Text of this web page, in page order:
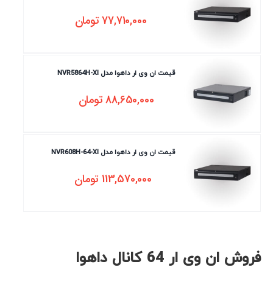
77,710,000تومان
قیمت ان وی ار داهوا مدل NVR5864H-XI
88,650,000تومان
قیمت ان وی ار داهوا مدل NVR608H-64-XI
113,570,000تومان
فروش ان وی ار 64 کانال داهوا